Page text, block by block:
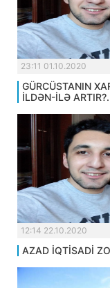
23:11 01.10.2020
GÜRCÜSTANIN
İLDƏN-İLƏ ARTIR?.
12:14 22.10.2020
AZAD İQTİSADİ